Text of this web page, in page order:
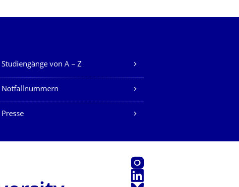
Studiengänge von A – Z
Notfallnummern
Presse
Instagram
LinkedIn